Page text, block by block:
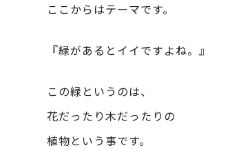
ここからはテーマです。
『緑があるとイイですよね。』
この緑というのは、
花だったり木だったりの
植物という事です。